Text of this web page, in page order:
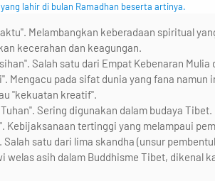
lahir di bulan Ramadhan beserta artinya.
Melambangkan keberadaan spiritual
kecerahan dan keagungan.
Salah satu dari Empat Kebenaran Mulia
Mengacu pada sifat dunia yang fana namun
"kekuatan kreatif".
Sering digunakan dalam budaya Tibet.
Kebijaksanaan tertinggi yang melampaui
satu dari lima skandha (unsur
welas asih dalam Buddhisme Tibet, dikenal